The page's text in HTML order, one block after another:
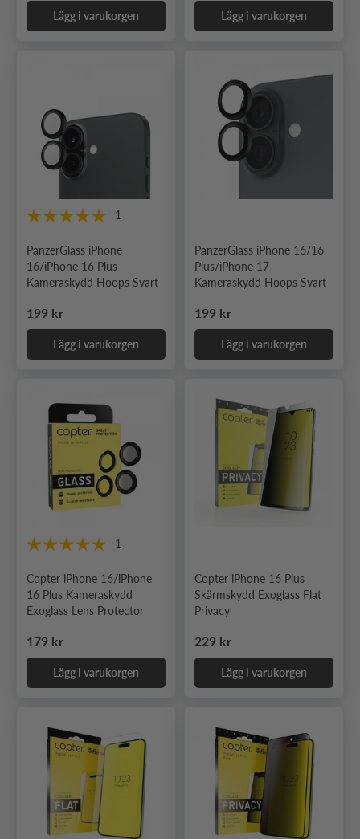
Lägg i varukorgen Lägg i varukorgen
1
PanzerGlass iPhone
16/iPhone 16 Plus
Kameraskydd Hoops Svart
Ordinarie pris
199 kr
Lägg i varukorgen
PanzerGlass iPhone 16/16
Plus/iPhone 17
Kameraskydd Hoops Svart
Ordinarie pris
199 kr
Lägg i varukorgen
1
Copter iPhone 16/iPhone
16 Plus Kameraskydd
Exoglass Lens Protector
Ordinarie pris
179 kr
Lägg i varukorgen
Copter iPhone 16 Plus
Skärmskydd Exoglass Flat
Privacy
Ordinarie pris
229 kr
Lägg i varukorgen